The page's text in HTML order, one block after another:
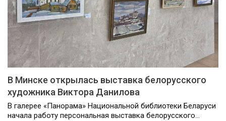
В Минске открылась выставка белорусского
художника Виктора Данилова
В галерее «Панорама» Национальной библиотеки Беларуси
начала работу персональная выставка белорусского…